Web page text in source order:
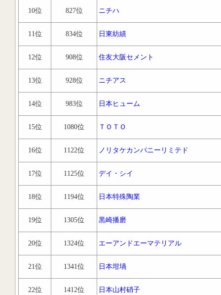
10位 827位 ニチハ
11位 834位 日東紡績
12位 908位 住友大阪セメント
13位 928位 ニチアス
14位 983位 日本ヒューム
15位 1080位 ＴＯＴＯ
16位 1122位 ノリタケカンパニーリミテド
17位 1125位 デイ・シイ
18位 1194位 日本特殊陶業
19位 1305位 黒崎播磨
20位 1324位 エーアンドエーマテリアル
21位 1341位 日本坩堝
22位 1412位 日本山村硝子